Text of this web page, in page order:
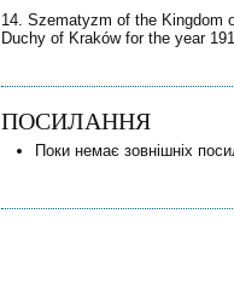
14. Szematyzm of the Kingdom
Duchy of Kraków for the year
ПОСИЛАННЯ
Поки немає зовнішніх